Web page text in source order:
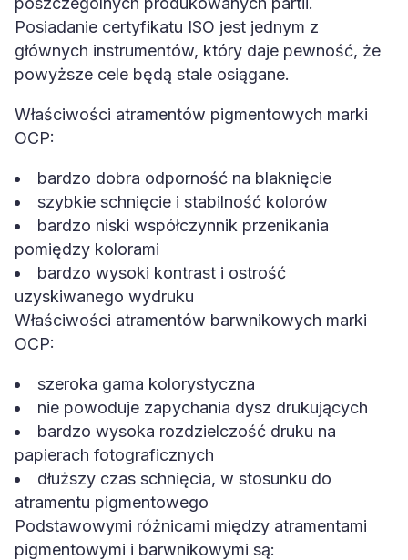
Posiadanie certyfikatu ISO jest jednym z
głównych instrumentów, który daje pewność, że
powyższe cele będą stale osiągane.
Właściwości atramentów pigmentowych marki
OCP:
bardzo dobra odporność na blaknięcie
szybkie schnięcie i stabilność kolorów
bardzo niski współczynnik przenikania
pomiędzy kolorami
bardzo wysoki kontrast i ostrość
uzyskiwanego wydruku
Właściwości atramentów barwnikowych marki
OCP:
szeroka gama kolorystyczna
nie powoduje zapychania dysz drukujących
bardzo wysoka rozdzielczość druku na
papierach fotograficznych
dłuższy czas schnięcia, w stosunku do
atramentu pigmentowego
Podstawowymi różnicami między atramentami
pigmentowymi i barwnikowymi są: